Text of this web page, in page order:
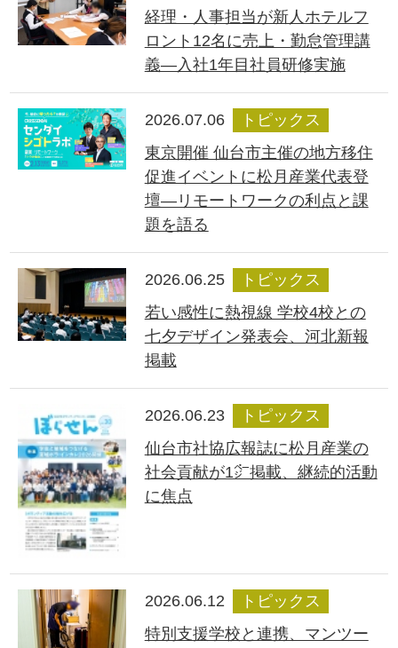
経理・人事担当が新人ホテルフ
ロント12名に売上・勤怠管理講
義―入社1年目社員研修実施
2026.07.06
トピックス
東京開催 仙台市主催の地方移住
促進イベントに松月産業代表登
壇―リモートワークの利点と課
題を語る
2026.06.25
トピックス
若い感性に熱視線 学校4校との
七夕デザイン発表会、河北新報
掲載
2026.06.23
トピックス
仙台市社協広報誌に松月産業の
社会貢献が1㌻掲載、継続的活動
に焦点
2026.06.12
トピックス
特別支援学校と連携、マンツー